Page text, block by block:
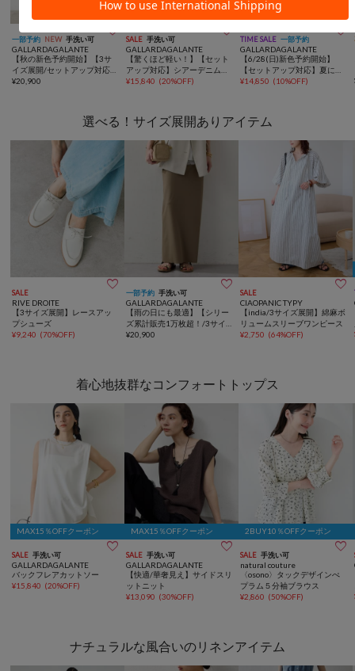
一部予約 NEW 手洗い可 
GALLARDAGALANTE
【秋の新色予約開始】【3サ
イズ展開/セットアップ対応】
リヨセルスリットスカート
¥20,900
SALE 手洗い可 
GALLARDAGALANTE
【驚くほど軽い！】【セット
アップ対応】シアーデニムシ
ャツ
¥15,840 (20%OFF)
MAX15％OFFクーポン
TIME SALE 一部予約 
GALLARDAGALANTE
【6/28(日)新色予約開始】
【セットアップ対応】夏に最
適！ドルマンジャージープル
¥14,850 (10%OFF)
選べる！サイズ展開ありアイテム
SALE 
RIVE DROITE
【3サイズ展開】レースアッ
プシューズ
¥9,240 (70%OFF)
一部予約 手洗い可 
GALLARDAGALANTE
【雨の日にも最適】【シリー
ズ累計販売1万枚超！/3サイ
ズ展開】ストレッチマキシタ
¥20,900
SALE 
CIAOPANIC TYPY
【india/3サイズ展開】綿麻ボ
リュームスリーブワンピース
¥2,750 (64%OFF)
着心地抜群なコンフォートトップス
MAX15％OFFクーポン
SALE 手洗い可 
GALLARDAGALANTE
バックフレアカットソー
¥15,840 (20%OFF)
MAX15％OFFクーポン
SALE 手洗い可 
GALLARDAGALANTE
【快適/華奢見え】サイドスリ
ットニット
¥13,090 (30%OFF)
2BUY10％OFFクーポン
SALE 手洗い可 
natural couture
〈osono〉タックデザインぺ
プラム５分袖ブラウス
¥2,860 (50%OFF)
ナチュラルな風合いのリネンアイテム